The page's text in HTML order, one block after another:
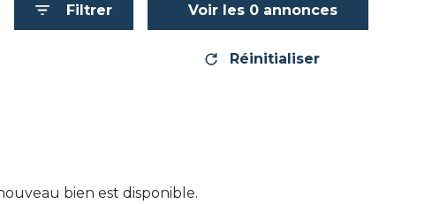
Filtrer Voir les 0annonces
Réinitialiser
bien est disponible.